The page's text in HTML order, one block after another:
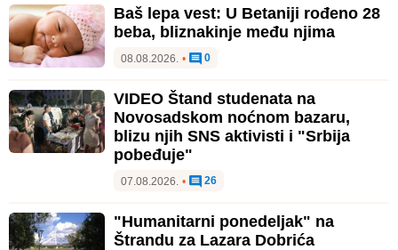
Baš lepa vest: U Betaniji rođeno 28
beba, bliznakinje među njima
08.08.2026. • 0
VIDEO Štand studenata na
Novosadskom noćnom bazaru,
blizu njih SNS aktivisti i "Srbija
pobeđuje"
07.08.2026. • 26
"Humanitarni ponedeljak" na
Štrandu za Lazara Dobrića